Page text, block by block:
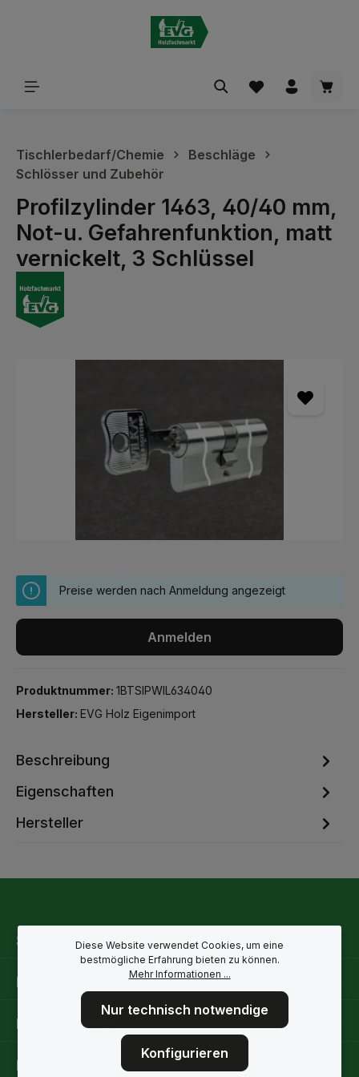
Tischlerbedarf/Chemie
Beschläge
Schlösser und Zubehör
Profilzylinder 1463, 40/40 mm,
Not-u. Gefahrenfunktion, matt
vernickelt, 3 Schlüssel
Preise werden nach Anmeldung angezeigt
Anmelden
Produktnummer: 1BTSIPWIL634040
Hersteller: EVG Holz Eigenimport
Beschreibung
Eigenschaften
Hersteller
Service-Hotline
Rechtliche Hinweise
Informationen
Folge uns
Diese Website verwendet Cookies, um eine
bestmögliche Erfahrung bieten zu können.
Mehr Informationen ...
Nur technisch notwendige
Konfigurieren